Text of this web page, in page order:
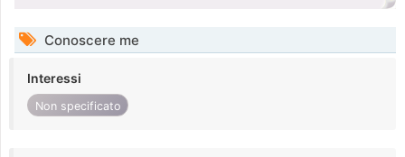
Conoscere me
Interessi
Non specificato